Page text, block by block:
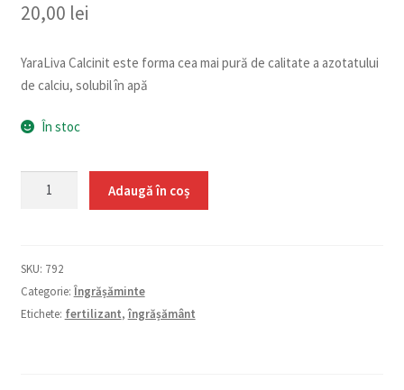
20,00 lei
YaraLiva Calcinit este forma cea mai pură de calitate a azotatului
de calciu, solubil în apă
În stoc
Cantitate
2
kg
Adaugă în coș
SKU: 792
Categorie: Îngrășăminte
Etichete: fertilizant,îngrășământ